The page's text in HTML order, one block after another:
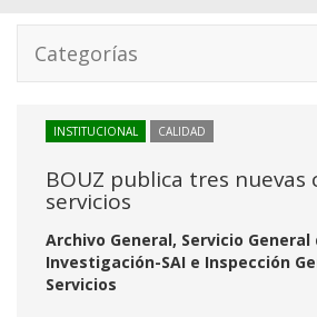
Categorías
INSTITUCIONAL CALIDAD
BOUZ publica tres nuevas
servicios
Archivo General, Servicio General
Investigación-SAI e Inspección
Servicios